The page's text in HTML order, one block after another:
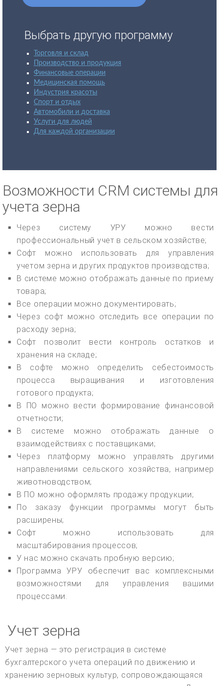
Выбрать другую программу
Торговля и склад
Производство и продукция
Финансовые операции
Медицинская помощь
Индустрия красоты
Спорт и отдых
Автомобили и доставка
Услуги для людей
Для каждой организации
Возможности CRM системы для
учета зерна
Через систему УРУ можно вести
профессиональный учет в сельском хозяйстве;
Софт можно использовать для управления
учетом зерна и других продуктов производства;
В системе можно отображать данные по приему
товара;
Все операции можно документировать;
Через софт можно отследить все операции по
расходу зерна;
Софт позволит вести контроль остатков и
хранения на складе;
В софте можно определить себестоимость
процесса выращивания и изготовления
готового продукта;
В ПО можно вести формирование финансовой
отчетности;
В системе можно отображать данные о
взаимодействиях с поставщиками;
Через платформу можно управлять другими
направлениями сельского хозяйства, например
животноводством;
В ПО можно оформлять продажу продукции;
По заказу функции программы могут быть
расширены;
Софт можно использовать для
масштабирования процессов;
У нас можно скачать пробную версию;
Программа УРУ обеспечит вас комплексными
возможностями для управления вашими
процессами.
Учет зерна
Учет зерна — это регистрация в системе
бухгалтерского учета операций по движению и
хранению зерновых культур, сопровождающаяся